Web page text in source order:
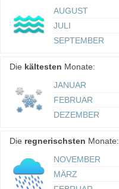
AUGUST
JULI
SEPTEMBER
Die kältesten Monate:
JANUAR
FEBRUAR
DEZEMBER
Die regnerischsten Monate:
NOVEMBER
MÄRZ